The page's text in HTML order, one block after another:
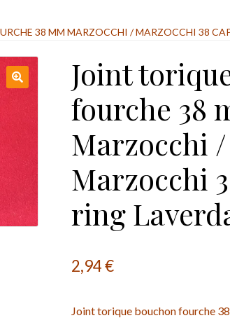
38 MM MARZOCCHI / MARZOCCHI 38
Joint
fourche 38
Marzocchi /
Marzocchi
ring
2,94€
Joint torique bouchon fourche